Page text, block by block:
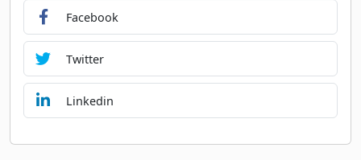
Facebook
Twitter
Linkedin